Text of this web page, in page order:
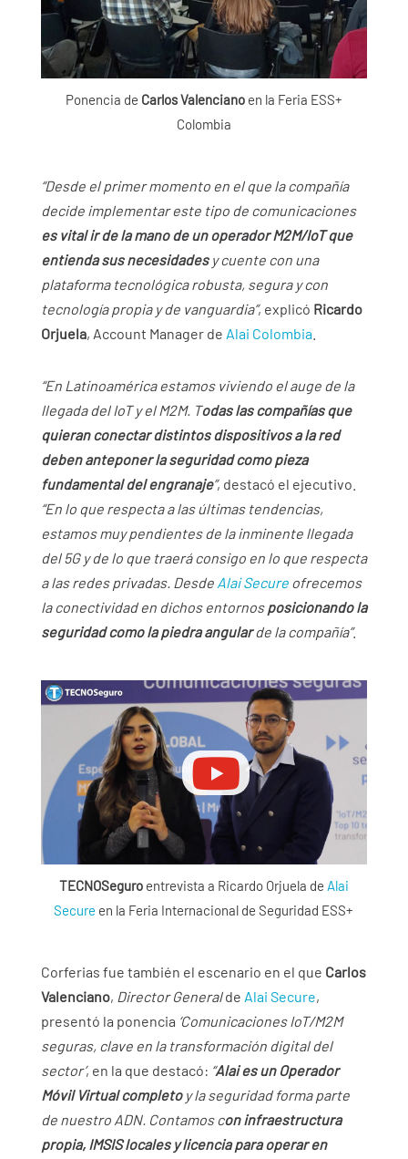
Ponencia de Carlos Valencianoen la Feria ESS+
Colombia
“Desde el primer momento en el que la compañía
decide implementar este tipo de comunicaciones
es vital ir de la mano de un operador M2M/IoT que
entienda sus necesidadesy cuente con una
plataforma tecnológica robusta, segura y con
tecnología propia y de vanguardia”, explicó Ricardo
Orjuela, Account Manager de Alai Colombia.
“En Latinoamérica estamos viviendo el auge de la
llegada del IoT y el M2M. Todas las compañías que
quieran conectar distintos dispositivos a la red
deben anteponer la seguridad como pieza
fundamental del engranaje”, destacó el ejecutivo.
“En lo que respecta a las últimas tendencias,
estamos muy pendientes de la inminente llegada
del 5G y de lo que traerá consigo en lo que respecta
a las redes privadas. Desde Alai Secureofrecemos
la conectividad en dichos entornosposicionando la
seguridad como la piedra angularde la compañía”.
TECNOSeguroentrevista a Ricardo Orjuela de Alai
Secure en la Feria Internacional de Seguridad ESS+
Corferias fue también el escenario en el que Carlos
Valenciano, Director Generalde Alai Secure,
presentó la ponencia ‘Comunicaciones IoT/M2M
seguras, clave en la transformación digital del
sector’, en la que destacó: “Alai es un Operador
Móvil Virtual completoy la seguridad forma parte
de nuestro ADN. Contamos con infraestructura
propia, IMSIS locales y licencia para operar en